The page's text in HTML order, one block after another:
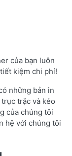
của bạn luôn
kiệm chi phí!
những bản in
trặc và kéo
của chúng tôi
hệ với chúng tôi